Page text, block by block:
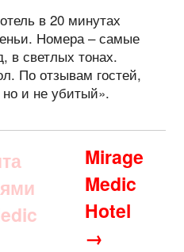
в 20 минутах
Номера – самые
в светлых тонах.
По отзывам гостей,
и не убитый».
Mirage
Medic
Hotel
→